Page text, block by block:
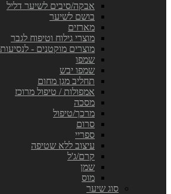
אבקה/סיבים לשיער דליל
בושם לשיער
מארזים
מוצרי גילוח וטיפוח לגבר
מוצרים מוקטנים - לנסיעות
שמפו
שמפו יבש
תחליב מגן מחום
אמפולות / טיפול מרוכז
מסכה
מרכך/טיפול
סרום
ספריי
עיצוב ללא שטיפה
קרם/ג'ל
שמן
מוס
סוג שיער